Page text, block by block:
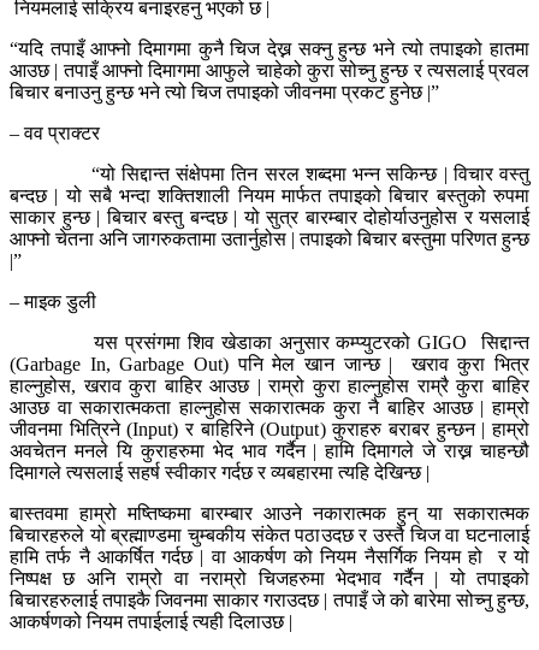
नियमलाई सक्रिय बनाइरहनु भएको छ |
“यदि तपाइँ आफ्नो दिमागमा कुनै चिज देख्न सक्नु हुन्छ भने त्यो तपाइको हातमा
आउछ | तपाइँ आफ्नो दिमागमा आफुले चाहेको कुरा सोच्नु हुन्छ र त्यसलाई प्रवल
बिचार बनाउनु हुन्छ भने त्यो चिज तपाइको जीवनमा प्रकट हुनेछ |”
– वव प्राक्टर
“यो सिद्दान्त संक्षेपमा तिन सरल शब्दमा भन्न सकिन्छ | विचार वस्तु
बन्दछ | यो सबै भन्दा शक्तिशाली नियम मार्फत तपाइको बिचार बस्तुको रुपमा
साकार हुन्छ | बिचार बस्तु बन्दछ | यो सुत्र बारम्बार दोहोर्याउनुहोस र यसलाई
आफ्नो चेतना अनि जागरुकतामा उतार्नुहोस | तपाइको बिचार बस्तुमा परिणत हुन्छ
|”
– माइक डुली
यस प्रसंगमा शिव खेडाका अनुसार कम्प्युटरको GIGO सिद्दान्त
(Garbage In, Garbage Out) पनि मेल खान जान्छ | खराव कुरा भित्र
हाल्नुहोस, खराव कुरा बाहिर आउछ | राम्रो कुरा हाल्नुहोस राम्रै कुरा बाहिर
आउछ वा सकारात्मकता हाल्नुहोस सकारात्मक कुरा नै बाहिर आउछ | हाम्रो
जीवनमा भित्रिने (Input) र बाहिरिने (Output) कुराहरु बराबर हुन्छन | हाम्रो
अवचेतन मनले यि कुराहरुमा भेद भाव गर्दैन | हामि दिमागले जे राख्न चाहन्छौ
दिमागले त्यसलाई सहर्ष स्वीकार गर्दछ र व्यबहारमा त्यहि देखिन्छ |
बास्तवमा हाम्रो मष्तिष्कमा बारम्बार आउने नकारात्मक हुन् या सकारात्मक
बिचारहरुले यो ब्रह्माण्डमा चुम्बकीय संकेत पठाउदछ र उस्तै चिज वा घटनालाई
हामि तर्फ नै आकर्षित गर्दछ | वा आकर्षण को नियम नैसर्गिक नियम हो र यो
निष्पक्ष छ अनि राम्रो वा नराम्रो चिजहरुमा भेदभाव गर्दैन | यो तपाइको
बिचारहरुलाई तपाइकै जिवनमा साकार गराउदछ | तपाइँ जे को बारेमा सोच्नु हुन्छ,
आकर्षणको नियम तपाईलाई त्यही दिलाउछ |